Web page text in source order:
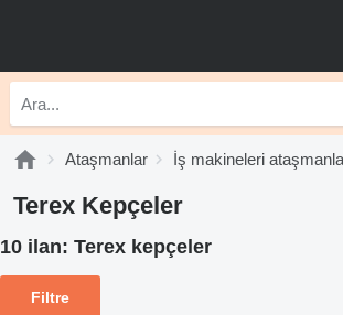
Ataşmanlar İş makineleri
Terex Kepçeler
10 ilan: Terex kepçeler
Filtre